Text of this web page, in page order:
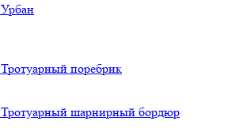
Урбан
Тротуарный поребрик
Тротуарный шарнирный бордюр